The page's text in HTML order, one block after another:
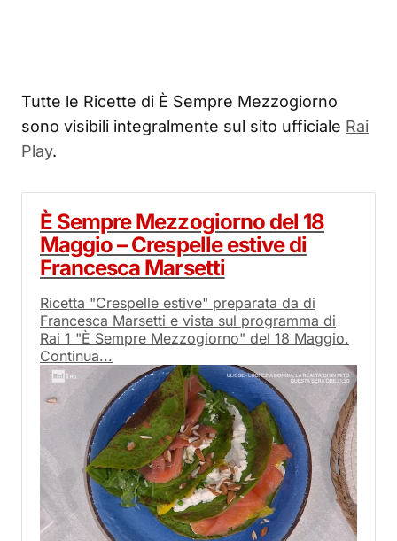
Tutte le Ricette di È Sempre Mezzogiorno
sono visibili integralmente sul sito ufficiale Rai
Play.
È Sempre Mezzogiorno del 18
Maggio – Crespelle estive di
Francesca Marsetti
Ricetta "Crespelle estive" preparata da di
Francesca Marsetti e vista sul programma di
Rai 1 "È Sempre Mezzogiorno" del 18 Maggio.
Continua...